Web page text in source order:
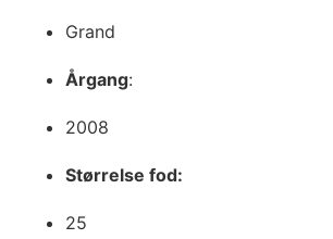
Grand
Årgang:
2008
Størrelse fod:
25